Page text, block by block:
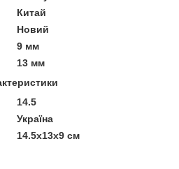
Китай
Новий
9 мм
13 мм
14.5
Україна
14.5x13x9 см